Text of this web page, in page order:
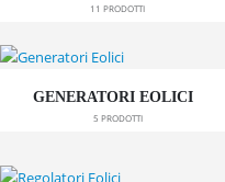
11 PRODOTTI
GENERATORI EOLICI
5 PRODOTTI